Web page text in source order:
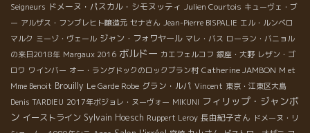
Seigneurs ドメーヌ・パスカル・シモヌッティ Julien Courtois キューヴェ・ブ
ー アルザス・フンブレヒト醸造元 セナさん Jean-Pierre BISPALIE エル・ルンベロ
マルク ミーゾ・ヴェール ジャン・フォワヤール マレ・バス ローラン・バニョル
の来日2018年 Margaux 2016 ボルドー カエフェルコフ 銀座・大野 レザン・ゴ
ロワ ワインバー オー・ラングドックのロックブラン村 Catherine JAMBON M et
Mme Benoit Brouilly Le Garde Robe グラン・ルパ Vincent 東京・江東区大島
Denis TARDIEU 2017年ボジョレ・ヌーヴォー MIKUNI フィリップ・ジャンボ
ン イーストライン Sylvain Hoesch Ruppert Leroy 長由紀子さん ドメーヌ・リ